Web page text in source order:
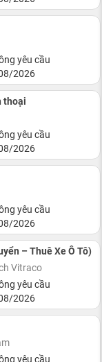
yêu cầu
2026
thoại
yêu cầu
2026
yêu cầu
2026
– Thuê Xe Ô Tô)
Vitraco
yêu cầu
2026
yêu cầu